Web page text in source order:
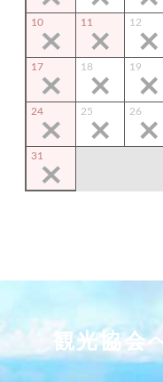
10 11 12
17 18 19
24 25 26
31
観光協会